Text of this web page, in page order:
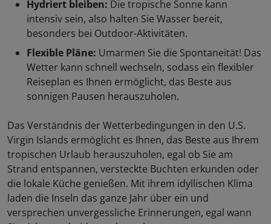
Hydriert bleiben: Die tropische Sonne kann
intensiv sein, also halten Sie Wasser bereit,
besonders bei Outdoor-Aktivitäten.
Flexible Pläne: Umarmen Sie die Spontaneität! Das
Wetter kann schnell wechseln, sodass ein flexibler
Reiseplan es Ihnen ermöglicht, das Beste aus
sonnigen Pausen herauszuholen.
Das Verständnis der Wetterbedingungen in den U.S.
Virgin Islands ermöglicht es Ihnen, das Beste aus Ihrem
tropischen Urlaub herauszuholen, egal ob Sie am
Strand entspannen, versteckte Buchten erkunden oder
die lokale Küche genießen. Mit ihrem idyllischen Klima
laden die Inseln das ganze Jahr über ein und
versprechen unvergessliche Erinnerungen, egal wann